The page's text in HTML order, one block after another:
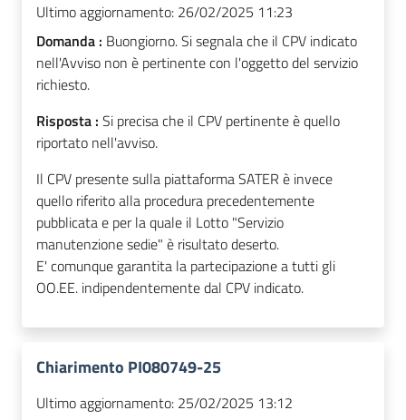
Ultimo aggiornamento: 26/02/2025 11:23
Domanda : Buongiorno. Si segnala che il CPV indicato
nell'Avviso non è pertinente con l'oggetto del servizio
richiesto.
Risposta : Si precisa che il CPV pertinente è quello
riportato nell'avviso.
Il CPV presente sulla piattaforma SATER è invece
quello riferito alla procedura precedentemente
pubblicata e per la quale il Lotto "Servizio
manutenzione sedie" è risultato deserto.
E' comunque garantita la partecipazione a tutti gli
OO.EE. indipendentemente dal CPV indicato.
Chiarimento PI080749-25
Ultimo aggiornamento: 25/02/2025 13:12